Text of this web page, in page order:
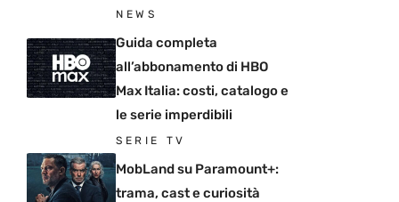
NEWS
Guida completa
all’abbonamento di HBO
Max Italia: costi, catalogo e
le serie imperdibili
SERIE TV
MobLand su Paramount+:
trama, cast e curiosità